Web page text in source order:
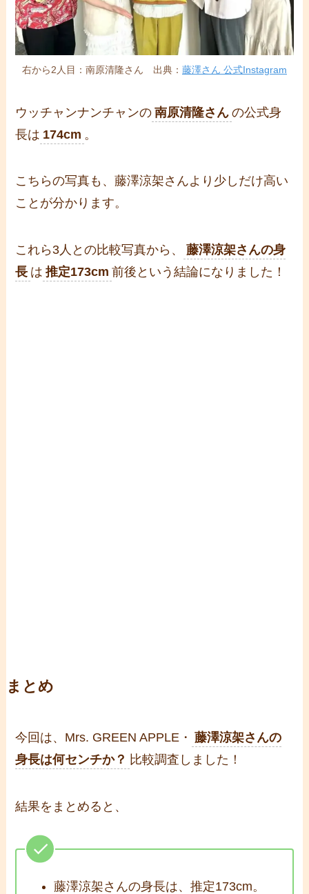
右から2人目：南原清隆さん 出典： 藤澤さん 公式Instagram
ウッチャンナンチャンの 南原清隆さん の公式身
長は 174cm 。
こちらの写真も、藤澤涼架さんより少しだけ高い
ことが分かります。
これら3人との比較写真から、
藤澤涼架さんの身
長 は 推定173cm 前後という結論になりました！
まとめ
今回は、Mrs. GREEN APPLE・ 藤澤涼架さんの
身長は何センチか？ 比較調査しました！
結果をまとめると、
藤澤涼架さんの身長は、推定173cm。